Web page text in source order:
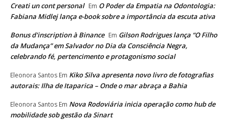
Creati un cont personal Em O Poder da Empatia na Odontologia:
Fabiana Midlej lança e-book sobre a importância da escuta ativa
Bonus d'inscription à Binance Em Gilson Rodrigues lança “O Filho
da Mudança” em Salvador no Dia da Consciência Negra,
celebrando fé, pertencimento e protagonismo social
Eleonora Santos Em Kiko Silva apresenta novo livro de fotografias
autorais: Ilha de Itaparica – Onde o mar abraça a Bahia
Eleonora Santos Em Nova Rodoviária inicia operação como hub de
mobilidade sob gestão da Sinart